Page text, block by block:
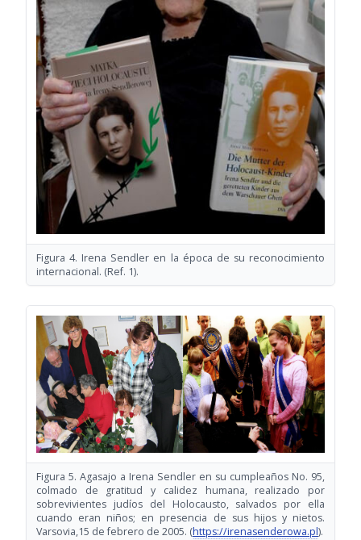
Figura 4. Irena Sendler en la época de su reconocimiento
internacional. (Ref. 1).
Figura 5. Agasajo a Irena Sendler en su cumpleaños No. 95,
colmado de gratitud y calidez humana, realizado por
sobrevivientes judíos del Holocausto, salvados por ella
cuando eran niños; en presencia de sus hijos y nietos.
Varsovia,15 de febrero de 2005. (https://irenasenderowa.pl).